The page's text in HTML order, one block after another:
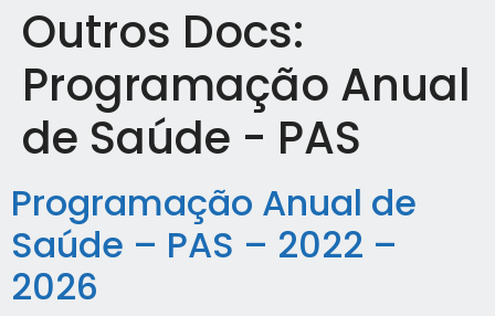
Outros Docs:
Programação Anual
de Saúde - PAS
Programação Anual de
Saúde – PAS – 2022 –
2026